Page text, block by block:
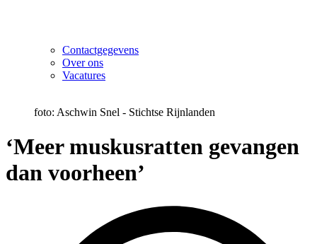
Contactgegevens
Over ons
Vacatures
foto: Aschwin Snel - Stichtse Rijnlanden
‘Meer muskusratten gevangen
dan voorheen’